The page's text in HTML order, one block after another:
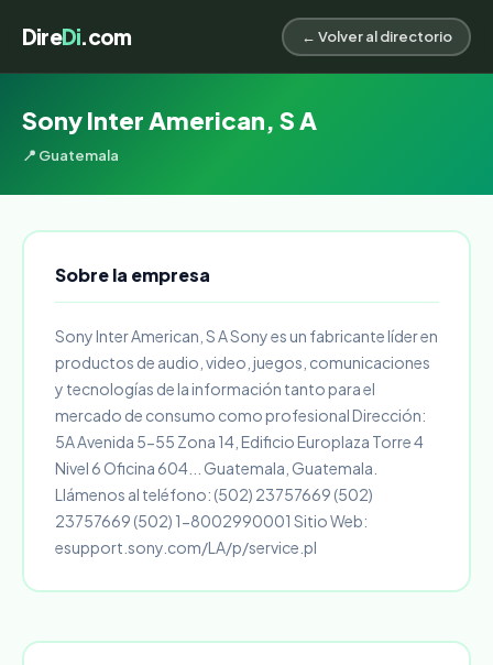
DireDi.com ← Volver al directorio
Sony Inter American, S A
📍 Guatemala
Sobre la empresa
Sony Inter American, S A Sony es un fabricante líder en
productos de audio, video, juegos, comunicaciones
y tecnologías de la información tanto para el
mercado de consumo como profesional Dirección:
5A Avenida 5-55 Zona 14, Edificio Europlaza Torre 4
Nivel 6 Oficina 604... Guatemala, Guatemala.
Llámenos al teléfono: (502) 23757669 (502)
23757669 (502) 1-8002990001 Sitio Web:
esupport.sony.com/LA/p/service.pl